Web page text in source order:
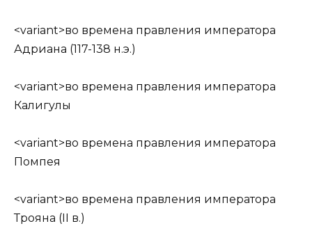
<variant>во времена правления императора
Адриана (117-138 н.э.)
<variant>во времена правления императора
Калигулы
<variant>во времена правления императора
Помпея
<variant>во времена правления императора
Трояна (II в.)